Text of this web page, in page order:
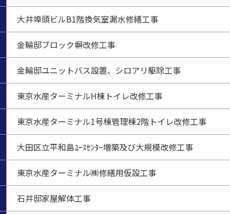
大井埠頭ビルB1階換気室漏水修繕工事
金輪邸ブロック塀改修工事
金輪邸ユニットバス設置、シロアリ駆除工事
東京水産ターミナルH棟トイレ改修工事
東京水産ターミナル1号棟管理棟2階トイレ改修工事
大田区立平和島ﾕｰｽｾﾝﾀｰ増築及び大規模改修工事
東京水産ターミナル㈱修繕用仮設工事
石井邸家屋解体工事